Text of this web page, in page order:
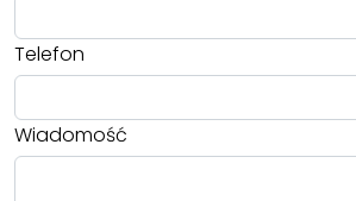
Telefon
Wiadomość